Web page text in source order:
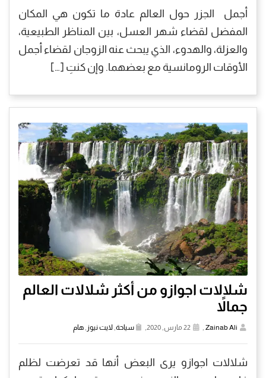
أجمل الجزر حول العالم عادة ما تكون هي المكان
المفضل لقضاء شهر العسل، بين المناظر الطبيعية،
والعزلة، والهدوء، الذي يبحث عنه الزوجان لقضاء أجمل
الأوقات الرومانسية مع بعضهما. وإن كنتِ […]
شلالات اجوازو من أكثر شلالات العالم
جمالاً
Zainab Ali
, سياحة,لايت نيوز ,هام
شلالات اجوازو يرى البعض أنها قد تعرضت لظلم